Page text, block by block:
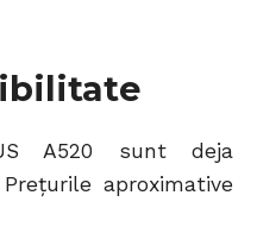
A520 sunt deja
aproximative